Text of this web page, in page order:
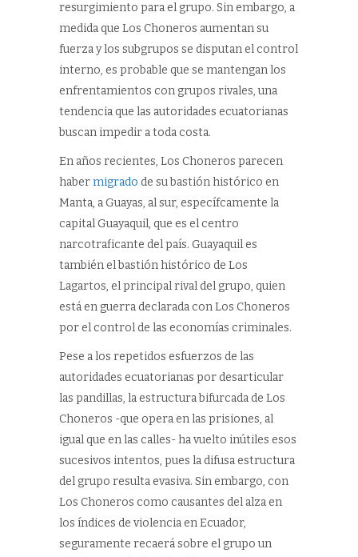
resurgimiento para el grupo. Sin embargo, a
medida que Los Choneros aumentan su
fuerza y los subgrupos se disputan el control
interno, es probable que se mantengan los
enfrentamientos con grupos rivales, una
tendencia que las autoridades ecuatorianas
buscan impedir a toda costa.
En años recientes, Los Choneros parecen
habermigrado de su bastión histórico en
Manta, a Guayas, al sur, específcamente la
capital Guayaquil, que es el centro
narcotraficante del país. Guayaquil es
también el bastión histórico de Los
Lagartos, el principal rival del grupo, quien
está en guerra declarada con Los Choneros
por el control de las economías criminales.
Pese a los repetidos esfuerzos de las
autoridades ecuatorianas por desarticular
las pandillas, la estructura bifurcada de Los
Choneros -que opera en las prisiones, al
igual que en las calles- ha vuelto inútiles esos
sucesivos intentos, pues la difusa estructura
del grupo resulta evasiva. Sin embargo, con
Los Choneros como causantes del alza en
los índices de violencia en Ecuador,
seguramente recaerá sobre el grupo un